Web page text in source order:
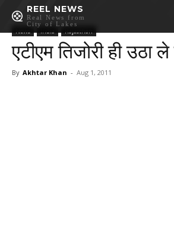
REEL NEWS
Real News from
City of Lakes
News India Rajasthan
एटीएम तिजोरी ही उठा
By Akhtar Khan - Aug 1, 2011